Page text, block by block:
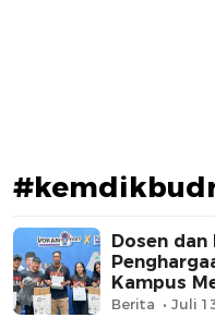
Dosen dan
Kampus
Berita Juli